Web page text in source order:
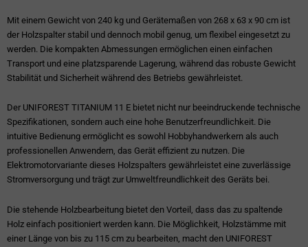
Mit einem Gewicht von 240 kg und Gerätemaßen von 268 x 63 x 90 cm ist
der Holzspalter stabil und dennoch mobil genug, um flexibel eingesetzt zu
werden. Die kompakten Abmessungen ermöglichen einen einfachen
Transport und eine platzsparende Lagerung, während das robuste Gewicht
Stabilität und Sicherheit während des Betriebs gewährleistet.
Der UNIFOREST TITANIUM 11 E bietet nicht nur beeindruckende technische
Spezifikationen, sondern auch eine hohe Benutzerfreundlichkeit. Die
intuitive Bedienung ermöglicht es sowohl Hobbyhandwerkern als auch
professionellen Anwendern, das Gerät effizient zu nutzen. Die
Elektromotorvariante dieses Holzspalters gewährleistet eine zuverlässige
Stromversorgung und trägt zur Umweltfreundlichkeit des Geräts bei.
Die stehende Holzbearbeitung bietet den Vorteil, dass das zu spaltende
Holz einfach positioniert werden kann. Die Möglichkeit, Holzstämme mit
einer Länge von bis zu 115 cm zu bearbeiten, macht den UNIFOREST